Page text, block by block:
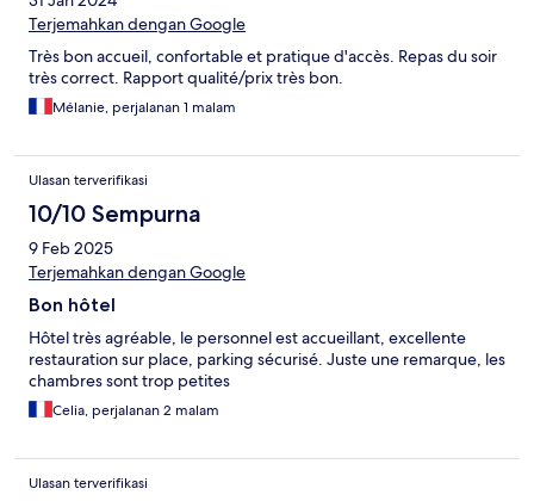
Terjemahkan dengan Google
Très bon accueil, confortable et pratique d'accès. Repas du soir
très correct. Rapport qualité/prix très bon.
Mélanie, perjalanan 1 malam
Ulasan terverifikasi
10/10 Sempurna
9 Feb 2025
Terjemahkan dengan Google
Bon hôtel
Hôtel très agréable, le personnel est accueillant, excellente
restauration sur place, parking sécurisé. Juste une remarque, les
chambres sont trop petites
Celia, perjalanan 2 malam
Ulasan terverifikasi